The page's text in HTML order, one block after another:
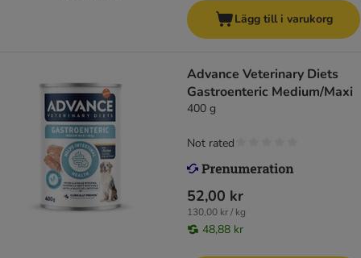
Lägg till i varukorg
Advance Veterinary Diets
Gastroenteric Medium/Maxi
400 g
52,00 kr
130,00 kr / kg
48,88 kr
Not rated